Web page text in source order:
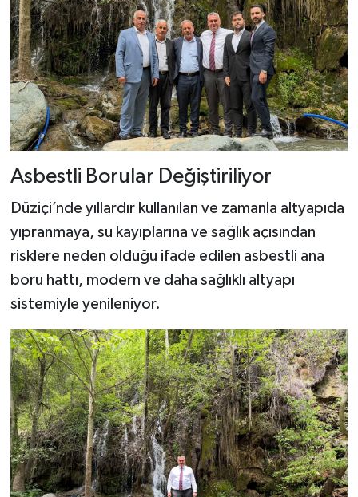
Asbestli Borular Değiştiriliyor
Düziçi’nde yıllardır kullanılan ve zamanla altyapıda
yıpranmaya, su kayıplarına ve sağlık açısından
risklere neden olduğu ifade edilen asbestli ana
boru hattı, modern ve daha sağlıklı altyapı
sistemiyle yenileniyor.